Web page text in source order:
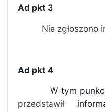
Ad pkt 3
Nie zgłoszono
Ad pkt 4
W tym
przedstawił